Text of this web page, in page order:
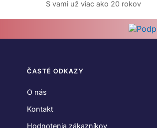
S vami už viac ako 20 rokov
ČASTÉ ODKAZY
O nás
Kontakt
Hodnotenia zákazníkov